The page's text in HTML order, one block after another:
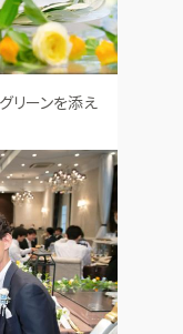
リーンを添え